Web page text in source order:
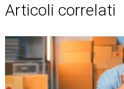
Articoli correlati